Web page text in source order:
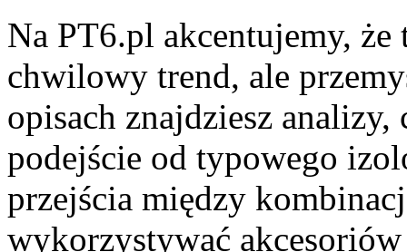
Na PT6.pl akcentujemy,
chwilowy trend, ale
opisach znajdziesz
podejście od typowego
przejścia między
wykorzystywać